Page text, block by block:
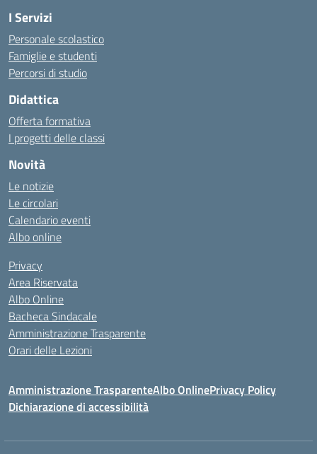
I Servizi
Personale scolastico
Famiglie e studenti
Percorsi di studio
Didattica
Offerta formativa
I progetti delle classi
Novità
Le notizie
Le circolari
Calendario eventi
Albo online
Privacy
Area Riservata
Albo Online
Bacheca Sindacale
Amministrazione Trasparente
Orari delle Lezioni
Amministrazione TrasparenteAlbo OnlinePrivacy Policy
Dichiarazione di accessibilità